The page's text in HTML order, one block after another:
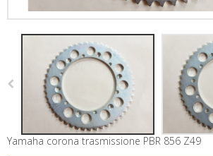
Yamaha corona trasmissione PBR 856 Z49